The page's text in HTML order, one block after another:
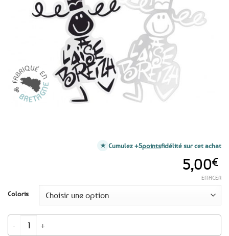
favoris
5,00€
Coloris
EFFACER
quantité de Grand autocollant A l’Aise Breizh Bigoudène - 25 cm
Cumulez +5pointsfidélité sur cet achat